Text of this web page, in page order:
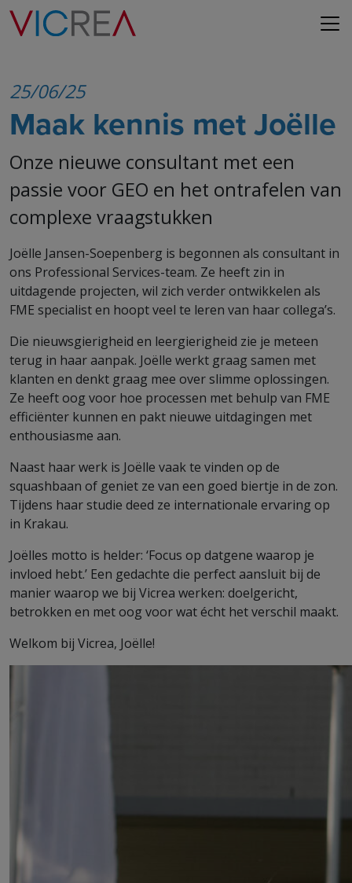
25/06/25
Maak kennis met Joëlle
Onze nieuwe consultant met een
passie voor GEO en het ontrafelen van
complexe vraagstukken
Joëlle Jansen-Soepenberg is begonnen als consultant in
ons Professional Services-team. Ze heeft zin in
uitdagende projecten, wil zich verder ontwikkelen als
FME specialist en hoopt veel te leren van haar collega’s.
Die nieuwsgierigheid en leergierigheid zie je meteen
terug in haar aanpak. Joëlle werkt graag samen met
klanten en denkt graag mee over slimme oplossingen.
Ze heeft oog voor hoe processen met behulp van FME
efficiënter kunnen en pakt nieuwe uitdagingen met
enthousiasme aan.
Naast haar werk is Joëlle vaak te vinden op de
squashbaan of geniet ze van een goed biertje in de zon.
Tijdens haar studie deed ze internationale ervaring op
in Krakau.
Joëlles motto is helder: ‘Focus op datgene waarop je
invloed hebt.’ Een gedachte die perfect aansluit bij de
manier waarop we bij Vicrea werken: doelgericht,
betrokken en met oog voor wat écht het verschil maakt.
Welkom bij Vicrea, Joëlle!